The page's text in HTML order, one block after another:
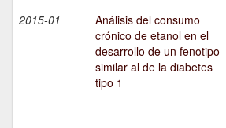
2015-01
Análisis del consumo
crónico de etanol en el
desarrollo de un fenotipo
similar al de la diabetes
tipo 1